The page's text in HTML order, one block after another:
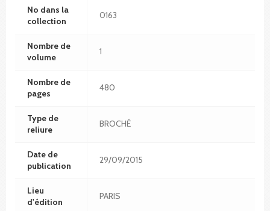
No dans la
collection
0163
Nombre de
volume
1
Nombre de
pages
480
Type de
reliure
BROCHÉ
Date de
publication
29/09/2015
Lieu
d'édition
PARIS